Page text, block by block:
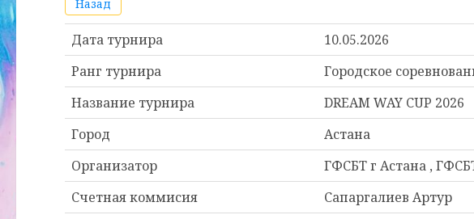
Назад
Дата турнира
10.05.2026
Ранг турнира
Городское
Название турнира
DREAM WAY CUP 2026
Город
Астана
Организатор
ГФСБТ г Астана ,
Счетная коммисия
Сапаргалиев Артур